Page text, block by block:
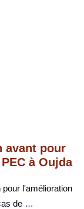
avant pour
à Oujda
l'amélioration
de …